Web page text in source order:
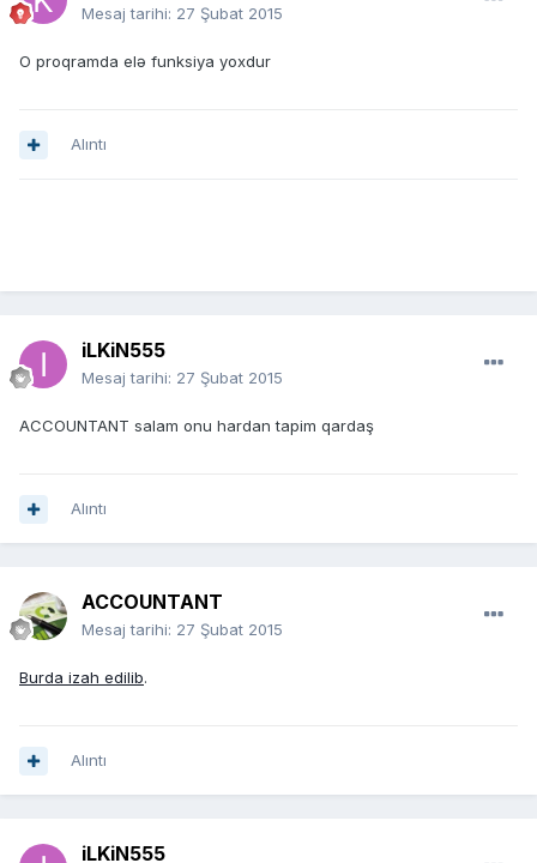
Mesaj tarihi: 27 Şubat 2015
O proqramda elə funksiya yoxdur
Alıntı
iLKiN555
Mesaj tarihi: 27 Şubat 2015
ACCOUNTANT salam onu hardan tapim qardaş
Alıntı
ACCOUNTANT
Mesaj tarihi: 27 Şubat 2015
Burda izah edilib.
Alıntı
iLKiN555